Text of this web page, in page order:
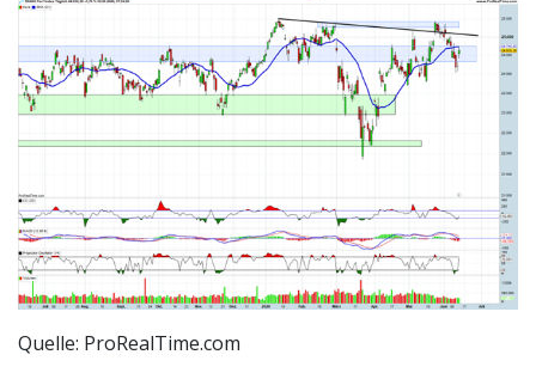
Quelle: ProRealTime.com